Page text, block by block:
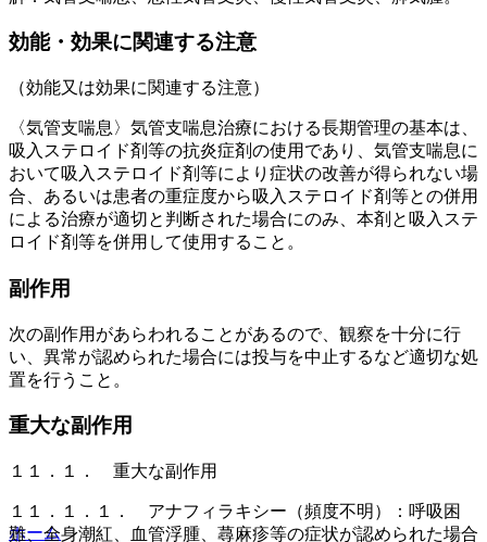
効能・効果に関連する注意
（効能又は効果に関連する注意）
〈気管支喘息〉気管支喘息治療における長期管理の基本は、
吸入ステロイド剤等の抗炎症剤の使用であり、気管支喘息に
おいて吸入ステロイド剤等により症状の改善が得られない場
合、あるいは患者の重症度から吸入ステロイド剤等との併用
による治療が適切と判断された場合にのみ、本剤と吸入ステ
ロイド剤等を併用して使用すること。
副作用
次の副作用があらわれることがあるので、観察を十分に行
い、異常が認められた場合には投与を中止するなど適切な処
置を行うこと。
重大な副作用
１１．１． 重大な副作用
１１．１．１． アナフィラキシー（頻度不明）：呼吸困
難、全身潮紅、血管浮腫、蕁麻疹等の症状が認められた場合
ホーム